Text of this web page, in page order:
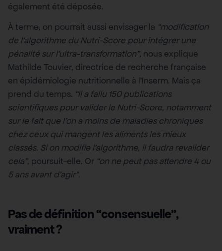
également été déposée.
À terme, on pourrait aussi envisager la “modification
de l’algorithme du Nutri-Score pour intégrer une
pénalité sur l’ultra-transformation”, nous explique
Mathilde Touvier, directrice de recherche française
en épidémiologie nutritionnelle à l’Inserm. Mais ça
prend du temps. “Il a fallu 150 publications
scientifiques pour valider le Nutri-Score, notamment
sur le fait que l’on a moins de maladies chroniques
chez ceux qui mangent les aliments les mieux
classés. Si on modifie l’algorithme, il faudra revalider
cela”, poursuit-elle. Or “on ne peut pas attendre 4 ou
5 ans avant d’agir”.
Pas de définition “consensuelle”,
vraiment ?